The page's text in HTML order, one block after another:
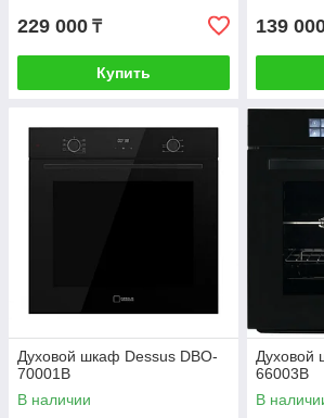
229 000 ₸
Купить
139
Духовой шкаф Dessus DBO-
70001B
В наличии
Духовой
66003B
В